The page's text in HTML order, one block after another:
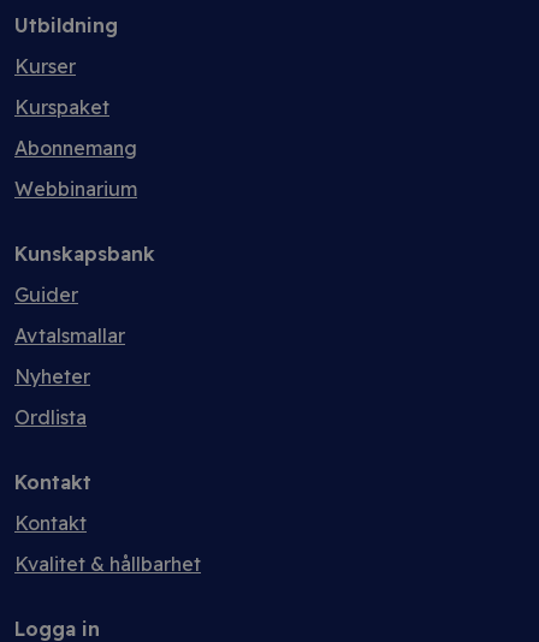
Utbildning
Kurser
Kurspaket
Abonnemang
Webbinarium
Kunskapsbank
Guider
Avtalsmallar
Nyheter
Ordlista
Kontakt
Kontakt
Kvalitet & hållbarhet
Logga in